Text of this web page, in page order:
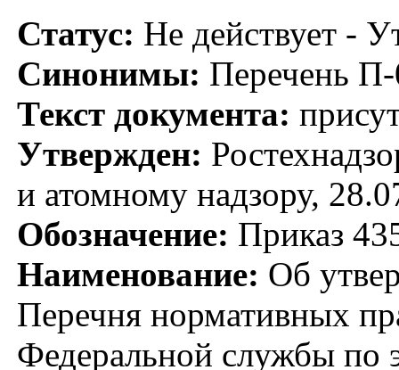
Статус: Не действует -
Синонимы: Перечень
Текст документа:
Утвержден:
и атомному надзору,
Обозначение: Приказ
Наименование: Об
Перечня нормативных
Федеральной службы по